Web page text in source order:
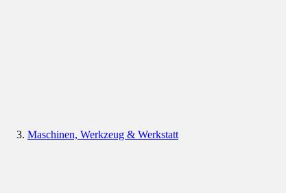
Maschinen, Werkzeug & Werkstatt